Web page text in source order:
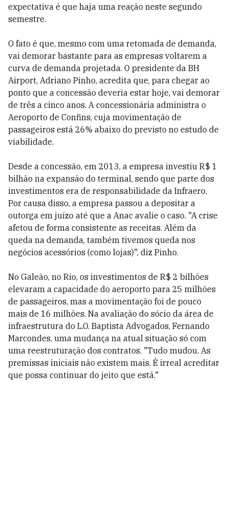
expectativa é que haja uma reação neste segundo
semestre.
O fato é que, mesmo com uma retomada de demanda,
vai demorar bastante para as empresas voltarem a
curva de demanda projetada. O presidente da BH
Airport, Adriano Pinho, acredita que, para chegar ao
ponto que a concessão deveria estar hoje, vai demorar
de três a cinco anos. A concessionária administra o
Aeroporto de Confins, cuja movimentação de
passageiros está 26% abaixo do previsto no estudo de
viabilidade.
Desde a concessão, em 2013, a empresa investiu R$ 1
bilhão na expansão do terminal, sendo que parte dos
investimentos era de responsabilidade da Infraero.
Por causa disso, a empresa passou a depositar a
outorga em juízo até que a Anac avalie o caso. "A crise
afetou de forma consistente as receitas. Além da
queda na demanda, também tivemos queda nos
negócios acessórios (como lojas)", diz Pinho.
No Galeão, no Rio, os investimentos de R$ 2 bilhões
elevaram a capacidade do aeroporto para 25 milhões
de passageiros, mas a movimentação foi de pouco
mais de 16 milhões. Na avaliação do sócio da área de
infraestrutura do L.O. Baptista Advogados, Fernando
Marcondes, uma mudança na atual situação só com
uma reestruturação dos contratos. "Tudo mudou. As
premissas iniciais não existem mais. É irreal acreditar
que possa continuar do jeito que está."